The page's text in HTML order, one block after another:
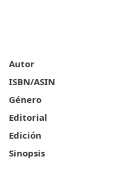
Autor
ISBN/ASIN
Género
Editorial
Edición
Sinopsis